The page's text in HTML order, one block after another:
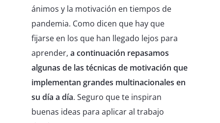
ánimos y la motivación en tiempos de
pandemia. Como dicen que hay que
fijarse en los que han llegado lejos para
aprender,a continuación repasamos
algunas de las técnicas de motivación que
implementan grandes multinacionales en
su día a día. Seguro que te inspiran
buenas ideas para aplicar al trabajo